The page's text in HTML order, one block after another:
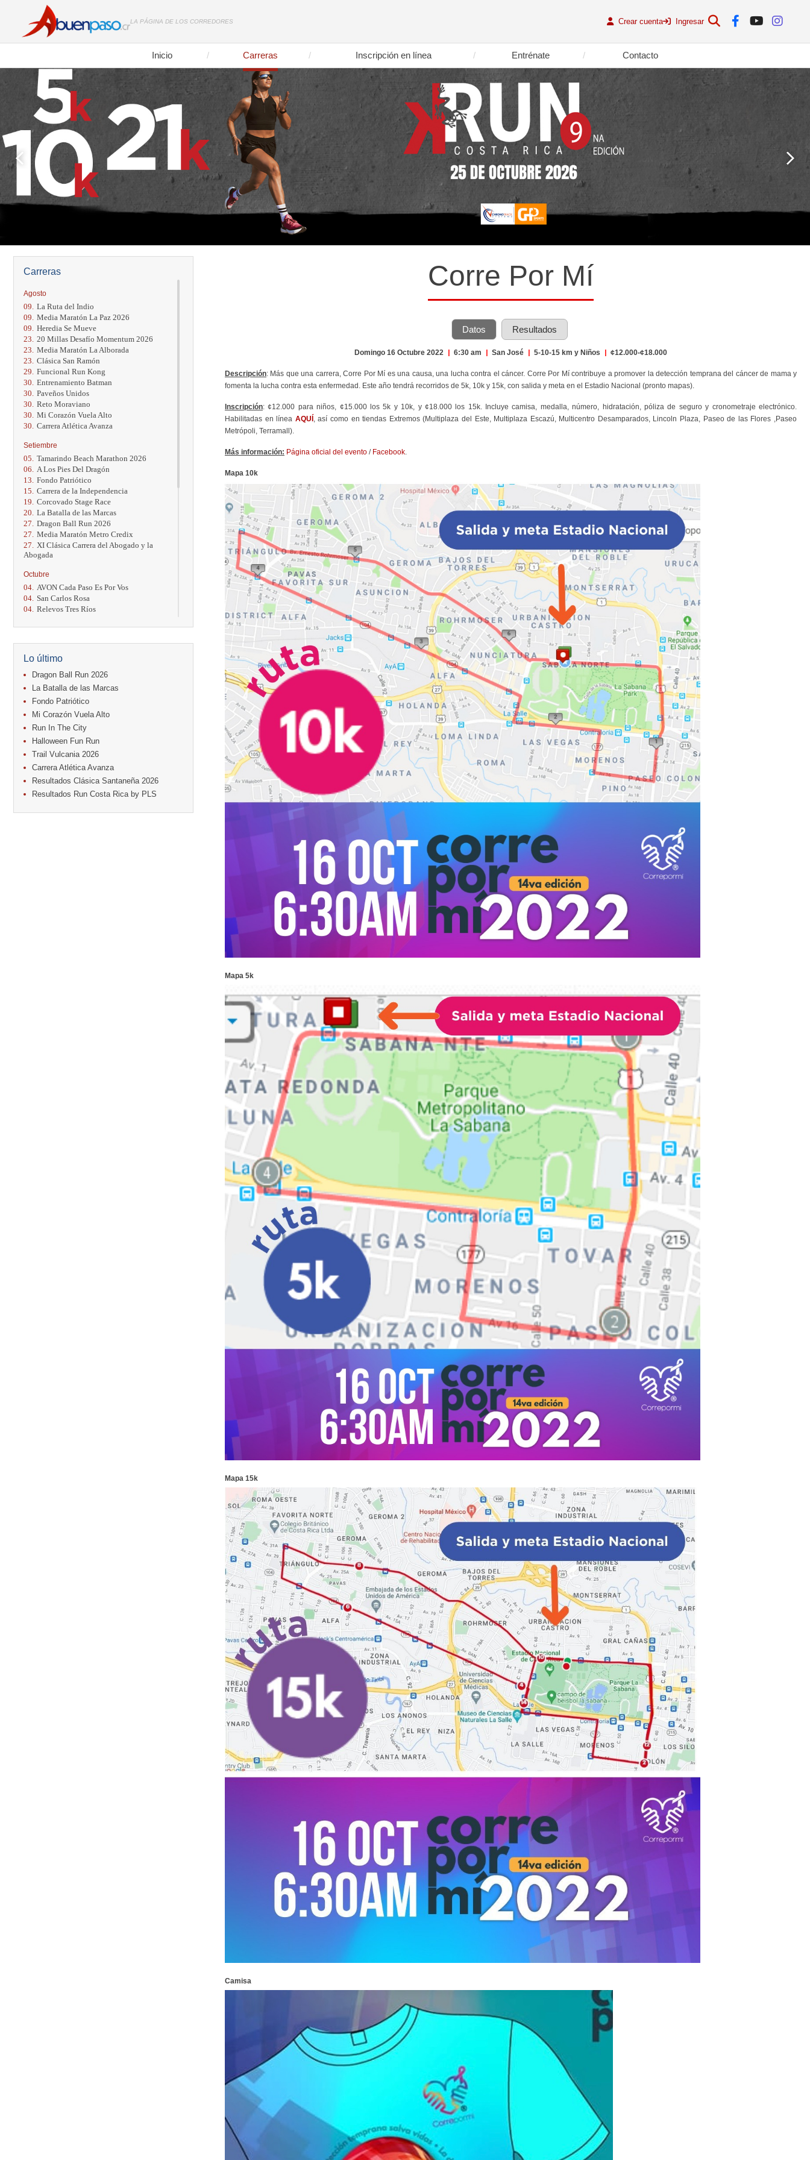
LA PÁGINA DE LOS CORREDORES Crear cuenta Ingresar
Inicio Carreras Inscripción en línea Entrénate Contacto
Carreras
Agosto
09. La Ruta del Indio
09. Media Maratón La Paz 2026
09. Heredia Se Mueve
23. 20 Millas Desafío Momentum 2026
23. Media Maratón La Alborada
23. Clásica San Ramón
29. Funcional Run Kong
30. Entrenamiento Batman
30. Paveños Unidos
30. Reto Moraviano
30. Mi Corazón Vuela Alto
30. Carrera Atlética Avanza
Setiembre
05. Tamarindo Beach Marathon 2026
06.
A Los Pies Del Dragón
13. Fondo Patriótico
15. Carrera de la Independencia
19. Corcovado Stage Race
20. La Batalla de las Marcas
27. Dragon Ball Run 2026
27. Media Maratón Metro Credix
27.
XI Clásica Carrera del Abogado y la
Abogada
Octubre
04. AVON Cada Paso Es Por Vos
04. San Carlos Rosa
04. Relevos Tres Ríos
17. Caribe Paradise Run
Casa Turire Trail Run
18. Warriors Run Circuit
18. Samsung Jacó Beach Half Marathon
2026
25. Run Alajuela
31. Halloween Fun Run
Entre Pan y Rosas
Diciembre
06. Trail Vulcania 2026
Lo último
Dragon Ball Run 2026
La Batalla de las Marcas
Fondo Patriótico
Mi Corazón Vuela Alto
Run In The City
Halloween Fun Run
Trail Vulcania 2026
Carrera Atlética Avanza
Resultados Clásica Santaneña 2026
Resultados Run Costa Rica by PLS
Corre Por Mí
Datos Resultados
Domingo 16 Octubre 2022 | 6:30 am | San José | 5-10-15 km y Niños | ¢12.000-¢18.000
Descripción: Más que una carrera, Corre Por Mí es una causa, una lucha contra el cáncer. Corre Por Mí contribuye a promover la detección temprana del cáncer de mama y
fomenta la lucha contra esta enfermedad. Este año tendrá recorridos de 5k, 10k y 15k, con salida y meta en el Estadio Nacional (pronto mapas).
Inscripción: ¢12.000 para niños, ¢15.000 los 5k y 10k, y ¢18.000 los 15k. Incluye camisa, medalla, número, hidratación, póliza de seguro y cronometraje electrónico.
Habilitadas en línea AQUÍ, así como en tiendas Extremos (Multiplaza del Este, Multiplaza Escazú, Multicentro Desamparados, Lincoln Plaza, Paseo de las Flores ,Paseo
Metrópoli, Terramall).
Más información: Página oficial del evento / Facebook
Mapa 10k
Mapa 5k
Mapa 15k
Camisa